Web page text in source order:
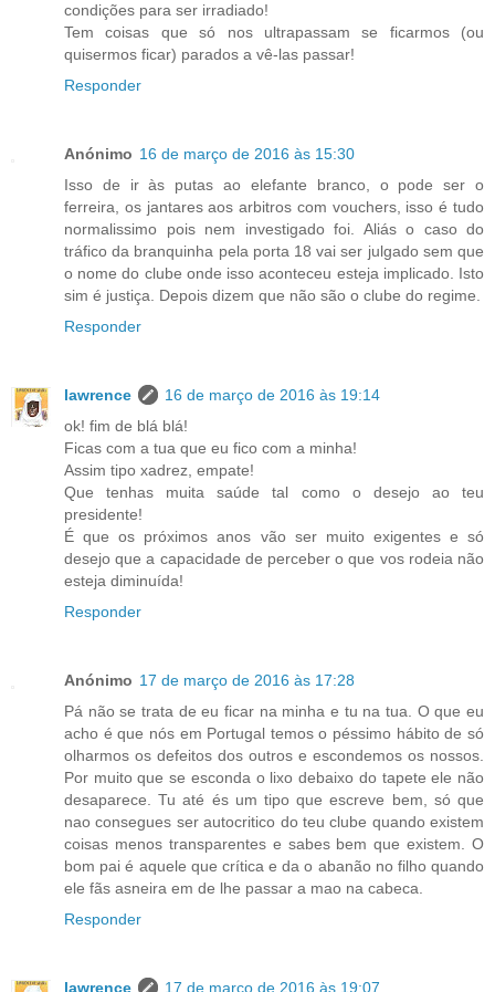
condições para ser irradiado!
Tem coisas que só nos ultrapassam se ficarmos (ou
quisermos ficar) parados a vê-las passar!
Responder
Anónimo 16 de março de 2016 às 15:30
Isso de ir às putas ao elefante branco, o pode ser o
ferreira, os jantares aos arbitros com vouchers, isso é tudo
normalissimo pois nem investigado foi. Aliás o caso do
tráfico da branquinha pela porta 18 vai ser julgado sem que
o nome do clube onde isso aconteceu esteja implicado. Isto
sim é justiça. Depois dizem que não são o clube do regime.
Responder
lawrence
16 de março de 2016 às 19:14
ok! fim de blá blá!
Ficas com a tua que eu fico com a minha!
Assim tipo xadrez, empate!
Que tenhas muita saúde tal como o desejo ao teu
presidente!
É que os próximos anos vão ser muito exigentes e só
desejo que a capacidade de perceber o que vos rodeia não
esteja diminuída!
Responder
Anónimo 17 de março de 2016 às 17:28
Pá não se trata de eu ficar na minha e tu na tua. O que eu
acho é que nós em Portugal temos o péssimo hábito de só
olharmos os defeitos dos outros e escondemos os nossos.
Por muito que se esconda o lixo debaixo do tapete ele não
desaparece. Tu até és um tipo que escreve bem, só que
nao consegues ser autocritico do teu clube quando existem
coisas menos transparentes e sabes bem que existem. O
bom pai é aquele que crítica e da o abanão no filho quando
ele fãs asneira em de lhe passar a mao na cabeca.
Responder
lawrence
17 de março de 2016 às 19:07